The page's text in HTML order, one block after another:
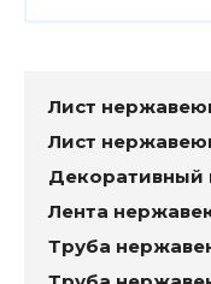
Лист
Лист
Лента
Труба